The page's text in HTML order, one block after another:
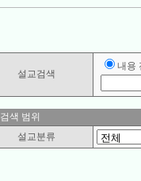
설교검색
내용
검색 범위
설교분류